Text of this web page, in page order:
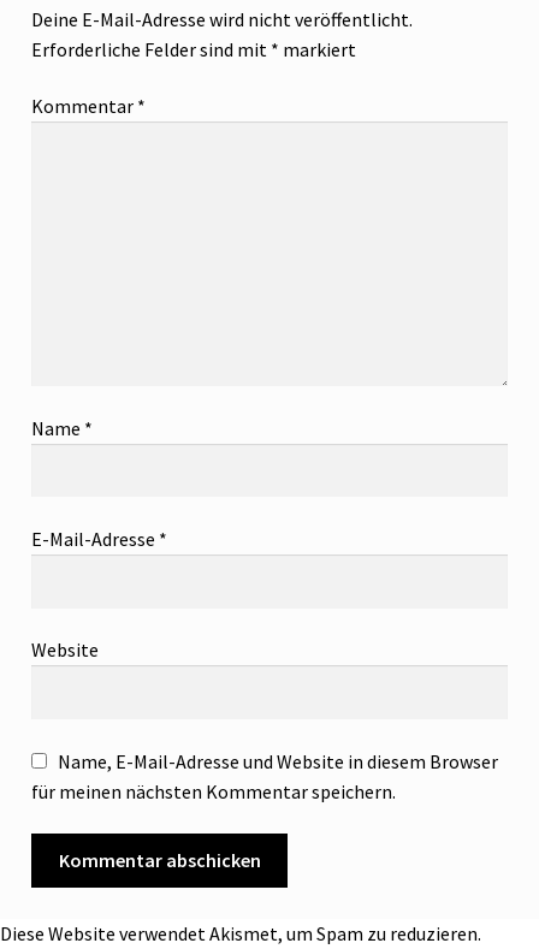
Deine E-Mail-Adresse wird nicht veröffentlicht.
Erforderliche Felder sind mit * markiert
Kommentar *
Name *
E-Mail-Adresse *
Website
Name, E-Mail-Adresse und Website in diesem Browser
für meinen nächsten Kommentar speichern.
Diese Website verwendet Akismet, um Spam zu reduzieren.